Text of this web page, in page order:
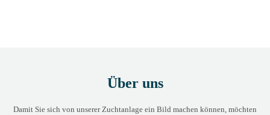
Über uns
Damit Sie sich von unserer Zuchtanlage ein Bild machen können, möchten